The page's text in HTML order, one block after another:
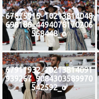
67875915_10213814048
698186_4494078170206
568448_o
67911932_10213814091
939267_9084303589970
542592_o